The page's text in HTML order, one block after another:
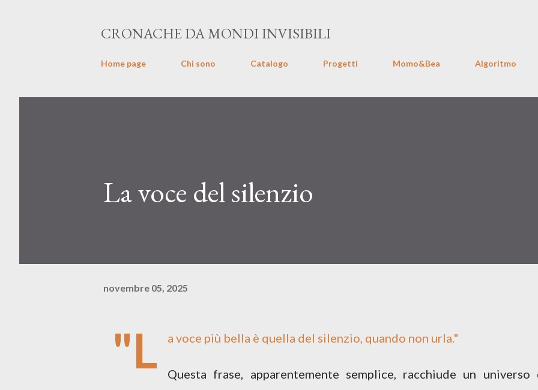
CRONACHE DA MONDI INVISIBILI
Home page Chi sono Catalogo Progetti Momo&Bea Algoritmo
La voce del silenzio
novembre 05, 2025
"L a voce più bella è quella del silenzio, quando non urla."
Questa frase, apparentemente semplice, racchiude un universo